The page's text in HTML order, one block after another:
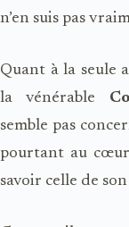
n’en suis pas
Quant à la seule
la vénérable
semble pas
pourtant au
savoir celle de